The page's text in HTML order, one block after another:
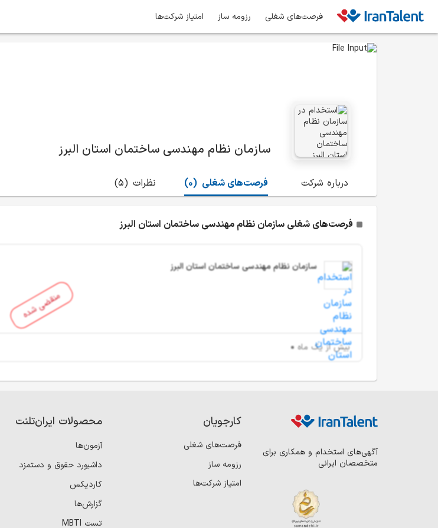
فرصت‌های شغلی رزومه ساز امتیاز شرکت‌ها
سازمان نظام مهندسی ساختمان استان البرز
درباره شرکت (0) فرصت‌های شغلی (5) نظرات
فرصت‌های شغلی سازمان نظام مهندسی ساختمان استان البرز
منقضی شده
سازمان نظام مهندسی ساختمان استان البرز
بیش از یک ماه
آگهی‌های استخدام و همکاری برای
متخصصان ایرانی
کارجویان
فرصت‌های شغلی
رزومه ساز
امتیاز شرکت‌ها
محصولات ایران‌تلنت
آزمون‌ها
داشبورد حقوق و دستمزد
کاردیکس
گزارش‌ها
تست MBTI